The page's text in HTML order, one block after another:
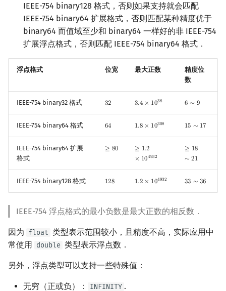
IEEE-754 binary128 格式，否则如果支持就会匹配
IEEE-754 binary64 扩展格式，否则匹配某种精度优于
binary64 而值域至少和 binary64 一样好的非 IEEE-754
扩展浮点格式，否则匹配 IEEE-754 binary64 格式．
浮点格式 位宽 最大正数
精度位
数
IEEE-754 binary32 格式 32
32 3.4 × 1038
3.4 ×1038 6 ∼ 9
6 ∼9
IEEE-754 binary64 格式 64
64 1.8 × 10308
1.8 ×10308 15 ∼ 17
15 ∼17
IEEE-754 binary64 扩展
格式
≥ 80
≥80 ≥ 1.2
× 104932
≥1.2×10 ≥ 18
∼ 21
≥18∼
IEEE-754 binary128 格式 128
128 1.2 × 104932
1.2× 104932 33 ∼ 36
33 ∼36
IEEE-754 浮点格式的最小负数是最大正数的相反数．
因为 float 类型表示范围较小，且精度不高，实际应用中
常使用 double 类型表示浮点数．
另外，浮点类型可以支持一些特殊值：
无穷（正或负）： INFINITY .